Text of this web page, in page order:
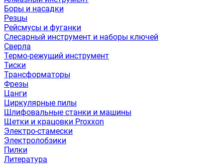
Боры и насадки
Резцы
Рейсмусы и фуганки
Слесарный инструмент и наборы ключей
Сверла
Термо-режущий инструмент
Тиски
Трансформаторы
Фрезы
Цанги
Циркулярные пилы
Шлифовальные станки и машины
Щетки и крацовки Proxxon
Электро-стамески
Электролобзики
Пилки
Литература